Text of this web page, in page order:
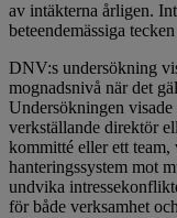
av intäkterna årligen.
beteendemässiga
DNV:s undersökning
mognadsnivå när det
Undersökningen visade
verkställande direktör
kommitté eller ett
hanteringssystem mot
undvika
för både verksamhet